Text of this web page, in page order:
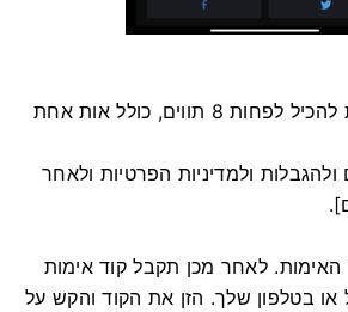
הסיסמה שלך חייבת להכיל לפחות 8 תווים, כולל אות אחת
ולמדיניות הפרטיות ולאחר
לאחר מכן תקבל קוד אימות
הזן את הקוד והקש על